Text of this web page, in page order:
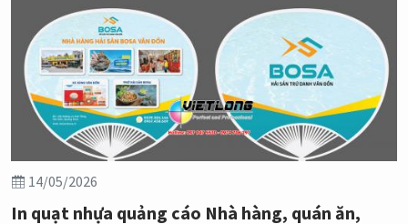
14/05/2026
In quạt nhựa quảng cáo Nhà hàng, quán ăn,